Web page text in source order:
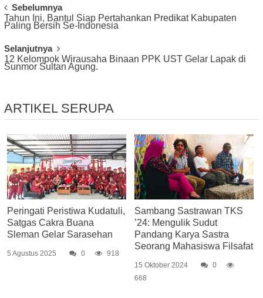
Post
Navigation
Sebelumnya
Tahun Ini, Bantul Siap Pertahankan Predikat Kabupaten
Paling Bersih Se-Indonesia
Selanjutnya
12 Kelompok Wirausaha Binaan PPK UST Gelar Lapak di
Sunmor Sultan Agung.
ARTIKEL SERUPA
Peringati Peristiwa Kudatuli,
Satgas Cakra Buana
Sleman Gelar Sarasehan
5 Agustus 2025 0 918
Sambang Sastrawan TKS
’24: Mengulik Sudut
Pandang Karya Sastra
Seorang Mahasiswa Filsafat
15 Oktober 2024
0
668